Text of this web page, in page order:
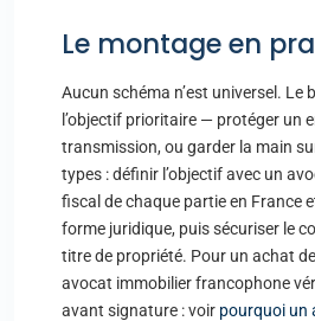
Le montage en
Aucun schéma n’est universel. Le
l’objectif prioritaire — protéger un
transmission, ou garder la main
types : définir l’objectif avec un
fiscal de chaque partie en France
forme juridique, puis sécuriser le
titre de propriété. Pour un achat
avocat immobilier francophone
avant signature : voir pourquoi un